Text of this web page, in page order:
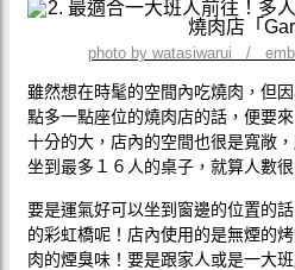
photo by watasiwarui /
雖然想在時髦的空間內吃燒肉，但
點多一點座位的燒肉店的話，便要
十分的大，店內的空間也很是寬敞
坐到最多１６人的桌子，就算人數
要是運氣好可以坐到窗邊的位置的
的彩虹橋呢！店內使用的是無煙的
肉的煙臭味！要是跟家人或是一大